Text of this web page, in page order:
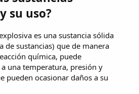
su uso?
es una sustancia sólida
de sustancias) que de manera
química, puede
una temperatura, presión y
pueden ocasionar daños a su